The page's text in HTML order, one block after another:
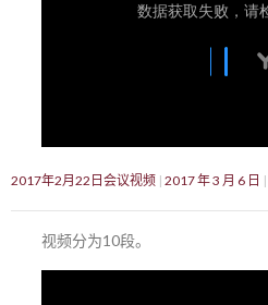
2017年2月22日会议视频 2017 年 3 月 6 日
视频分为10段。